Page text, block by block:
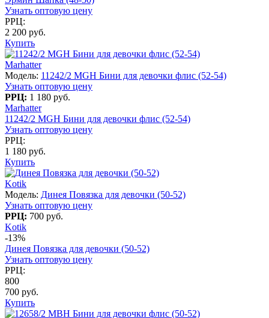
Узнать оптовую цену
РРЦ:
2 200 руб.
Купить
Marhatter
Модель: 11242/2 MGH Бини для девочки флис (52-54)
Узнать оптовую цену
РРЦ: 1 180 руб.
Marhatter
11242/2 MGH Бини для девочки флис (52-54)
Узнать оптовую цену
РРЦ:
1 180 руб.
Купить
Kotik
Модель: Динея Повязка для девочки (50-52)
Узнать оптовую цену
РРЦ: 700 руб.
Kotik
-13%
Динея Повязка для девочки (50-52)
Узнать оптовую цену
РРЦ:
800
700 руб.
Купить